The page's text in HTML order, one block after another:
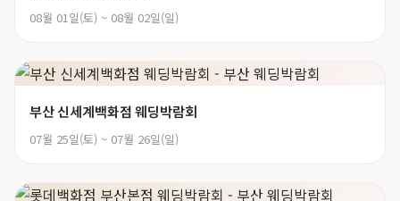
08월 01일(토) ~ 08월 02일(일)
부산 신세계백화점 웨딩박람회
07월 25일(토) ~ 07월 26일(일)